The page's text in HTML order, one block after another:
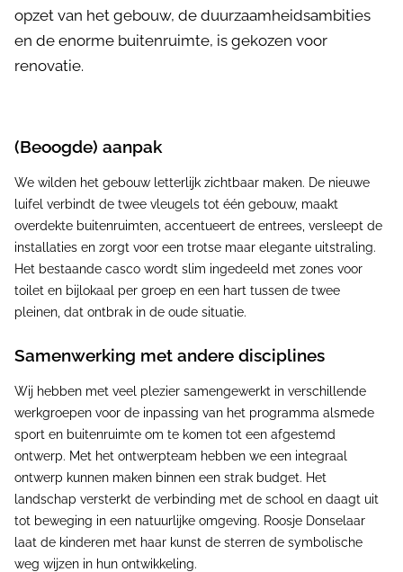
opzet van het gebouw, de duurzaamheidsambities
en de enorme buitenruimte, is gekozen voor
renovatie.
(Beoogde) aanpak
We wilden het gebouw letterlijk zichtbaar maken. De nieuwe
luifel verbindt de twee vleugels tot één gebouw, maakt
overdekte buitenruimten, accentueert de entrees, versleept de
installaties en zorgt voor een trotse maar elegante uitstraling.
Het bestaande casco wordt slim ingedeeld met zones voor
toilet en bijlokaal per groep en een hart tussen de twee
pleinen, dat ontbrak in de oude situatie.
Samenwerking met andere disciplines
Wij hebben met veel plezier samengewerkt in verschillende
werkgroepen voor de inpassing van het programma alsmede
sport en buitenruimte om te komen tot een afgestemd
ontwerp. Met het ontwerpteam hebben we een integraal
ontwerp kunnen maken binnen een strak budget. Het
landschap versterkt de verbinding met de school en daagt uit
tot beweging in een natuurlijke omgeving. Roosje Donselaar
laat de kinderen met haar kunst de sterren de symbolische
weg wijzen in hun ontwikkeling.